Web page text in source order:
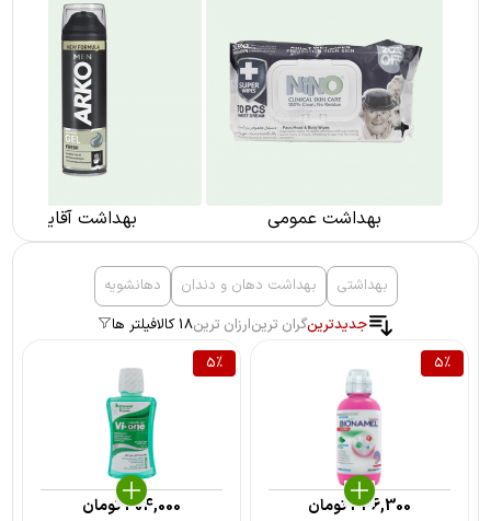
بهداشت عمومی بهداشت آقایان
بهداشتی بهداشت دهان و دندان
دهانشویه
جدیدترینگران ترینارزان ترین18 کالا
فیلتر ها
5%
336,300تومان
5%
304,000تومان